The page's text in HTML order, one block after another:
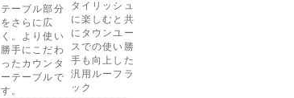
テーブル部分
をさらに広
く。より使い
勝手にこだわ
ったカウンタ
ーテーブルで
す。
タイリッシュ
に楽しむと共
にタウンユー
スでの使い勝
手も向上した
汎用ルーフラ
ック